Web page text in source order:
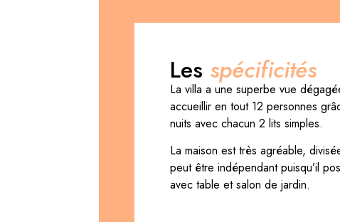
Les spécificités
La villa a une superbe vue
accueillir en tout 12 personnes
nuits avec chacun 2 lits simples.
La maison est très agréable,
peut être indépendant puisqu’il
avec table et salon de jardin.